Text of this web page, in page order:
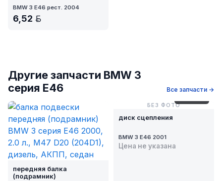
BMW 3 E46 рест. 2004
6,52
Другие запчасти BMW 3
серия E46
Все запчасти →
передняя балка
(подрамник)
БЕЗ ФОТО
диск сцепления
BMW 3 E46 2001
Цена не указана